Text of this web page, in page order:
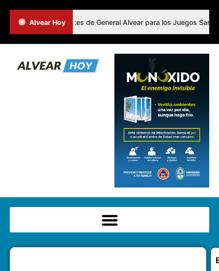
Alvear Hoy
a los representantes de General Alvear para los Juegos